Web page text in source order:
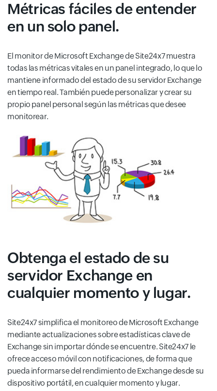
Métricas fáciles de entender
en un solo panel.
El monitor de Microsoft Exchange de Site24x7 muestra
todas las métricas vitales en un panel integrado, lo que lo
mantiene informado del estado de su servidor Exchange
en tiempo real. También puede personalizar y crear su
propio panel personal según las métricas que desee
monitorear.
Obtenga el estado de su
servidor Exchange en
cualquier momento y lugar.
Site24x7 simplifica el monitoreo de Microsoft Exchange
mediante actualizaciones sobre estadísticas clave de
Exchange sin importar dónde se encuentre. Site24x7 le
ofrece acceso móvil con notificaciones, de forma que
pueda informarse del rendimiento de Exchange desde su
dispositivo portátil, en cualquier momento y lugar.